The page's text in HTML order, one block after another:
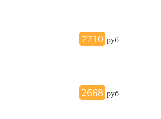
7710 руб
2668 руб